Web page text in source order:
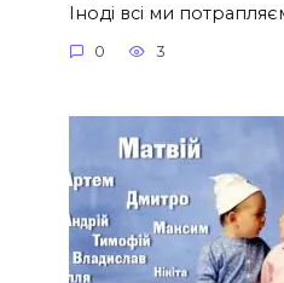
Іноді всі ми
0 3